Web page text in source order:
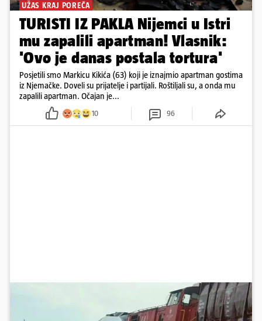
UŽAS KRAJ POREČA
TURISTI IZ PAKLA Nijemci u Istri
mu zapalili apartman! Vlasnik:
'Ovo je danas postala tortura'
Posjetili smo Markicu Kikića (63) koji je iznajmio apartman gostima
iz Njemačke. Doveli su prijatelje i partijali. Roštiljali su, a onda mu
zapalili apartman. Očajan je...
10 96